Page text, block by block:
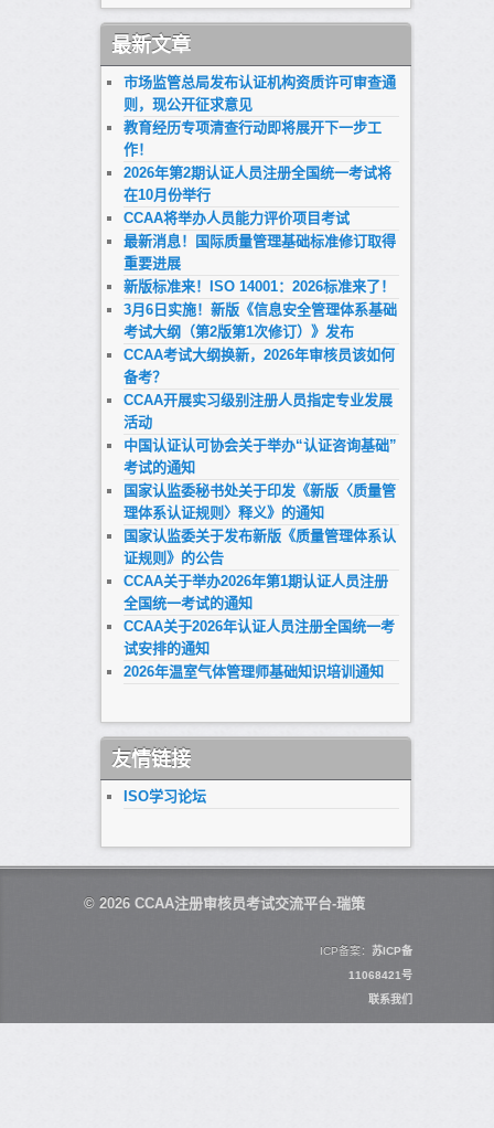
最新文章
市场监管总局发布认证机构资质许可审查通
则，现公开征求意见
教育经历专项清查行动即将展开下一步工
作！
2026年第2期认证人员注册全国统一考试将
在10月份举行
CCAA将举办人员能力评价项目考试
最新消息！国际质量管理基础标准修订取得
重要进展
新版标准来！ISO 14001：2026标准来了！
3月6日实施！新版《信息安全管理体系基础
考试大纲（第2版第1次修订）》发布
CCAA考试大纲换新，2026年审核员该如何
备考？
CCAA开展实习级别注册人员指定专业发展
活动
中国认证认可协会关于举办“认证咨询基础”
考试的通知
国家认监委秘书处关于印发《新版〈质量管
理体系认证规则〉释义》的通知
国家认监委关于发布新版《质量管理体系认
证规则》的公告
CCAA关于举办2026年第1期认证人员注册
全国统一考试的通知
CCAA关于2026年认证人员注册全国统一考
试安排的通知
2026年温室气体管理师基础知识培训通知
友情链接
ISO学习论坛
© 2026 CCAA注册审核员考试交流平台-瑞策
ICP备案： 苏ICP备
11068421号
联系我们